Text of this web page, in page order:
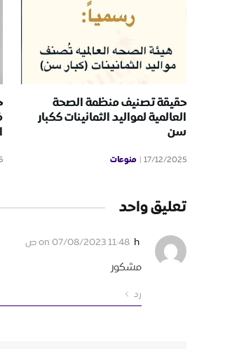
حقيقة تصنيف منظمة الصحة
العالمية لمواليد الثمانينات ككبار
سن
17/12/2025 منوعات
تعليق واحد
h 07/08/2023 11:48 ص
مشكور
رد